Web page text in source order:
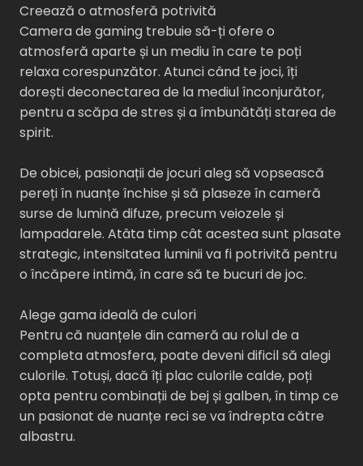
Creează o atmosferă potrivită
Camera de gaming trebuie să-ți ofere o
atmosferă aparte și un mediu în care te poți
relaxa corespunzător. Atunci când te joci, îți
dorești deconectarea de la mediul înconjurător,
pentru a scăpa de stres și a îmbunătăți starea de
spirit.
De obicei, pasionații de jocuri aleg să vopsească
pereți în nuanțe închise și să plaseze în cameră
surse de lumină difuze, precum veiozele și
lampadarele. Atâta timp cât acestea sunt plasate
strategic, intensitatea luminii va fi potrivită pentru
o încăpere intimă, în care să te bucuri de joc.
Alege gama ideală de culori
Pentru că nuanțele din cameră au rolul de a
completa atmosfera, poate deveni dificil să alegi
culorile. Totuși, dacă îți plac culorile calde, poți
opta pentru combinații de bej și galben, în timp ce
un pasionat de nuanțe reci se va îndrepta către
albastru.